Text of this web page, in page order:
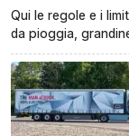
Qui le regole e i
da pioggia,